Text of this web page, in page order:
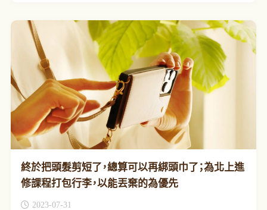
終於把頭髮剪短了，總算可以再綁頭巾了；為北上進
修課程打包行李，以能丟棄的為優先
2023-07-31